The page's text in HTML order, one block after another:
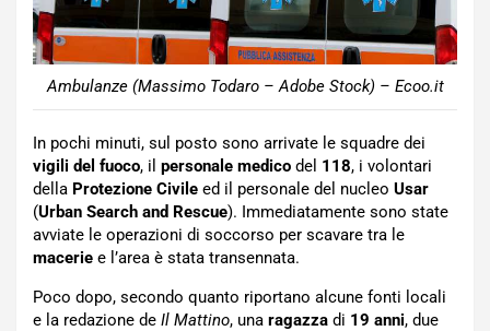
Ambulanze (Massimo Todaro – Adobe Stock) – Ecoo.it
In pochi minuti, sul posto sono arrivate le squadre dei
vigili del fuoco, il personale medico del 118, i volontari
della Protezione Civile ed il personale del nucleo Usar
(Urban Search and Rescue). Immediatamente sono state
avviate le operazioni di soccorso per scavare tra le
macerie e l’area è stata transennata.
Poco dopo, secondo quanto riportano alcune fonti locali
e la redazione de Il Mattino, una ragazza di 19 anni, due